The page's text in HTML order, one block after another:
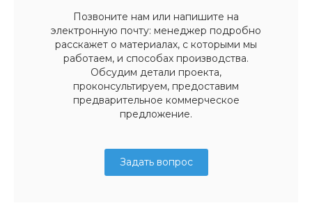
Позвоните нам или напишите на
электронную почту: менеджер подробно
расскажет о материалах, с которыми мы
работаем, и способах производства.
Обсудим детали проекта,
проконсультируем, предоставим
предварительное коммерческое
предложение.
Задать вопрос